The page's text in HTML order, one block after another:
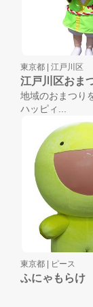
東京都 | 江戸川区
江戸川区おま
地域のおまつり
ハッピィ...
東京都 | ピース
ふにゃもらけ